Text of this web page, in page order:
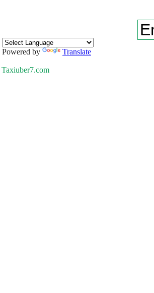
Powered by Translate
Taxiuber7.com